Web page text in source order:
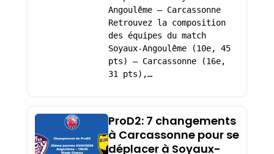
Angoulême – Carcassonne
Retrouvez la composition
des équipes du match
Soyaux-Angoulême (10e, 45
pts) – Carcassonne (16e,
31 pts),…
ProD2: 7 changements
à Carcassonne pour se
déplacer à Soyaux-